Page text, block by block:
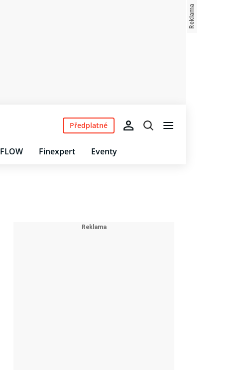
FLOW Finexpert Eventy
Předplatné